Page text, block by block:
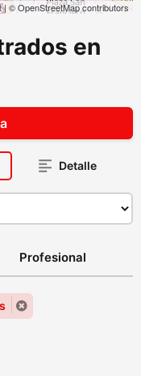
| © OpenStreetMap contributors
en
Detalle
Profesional